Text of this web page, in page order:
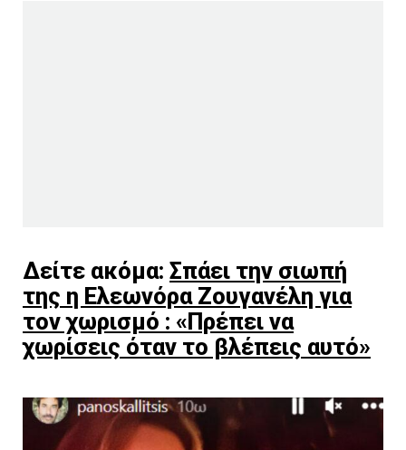
Δείτε ακόμα: Σπάει την σιωπή
της η Ελεωνόρα Ζουγανέλη για
τον χωρισμό : «Πρέπει να
χωρίσεις όταν το βλέπεις αυτό»